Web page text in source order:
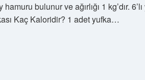
bulunur ve ağırlığı 1 kg’dır.
Kaç Kaloridir? 1 adet yufka…